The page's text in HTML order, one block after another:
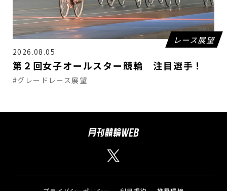
レース展望
2026.08.05
第２回女子オールスター競輪 注目選手！
#グレードレース展望